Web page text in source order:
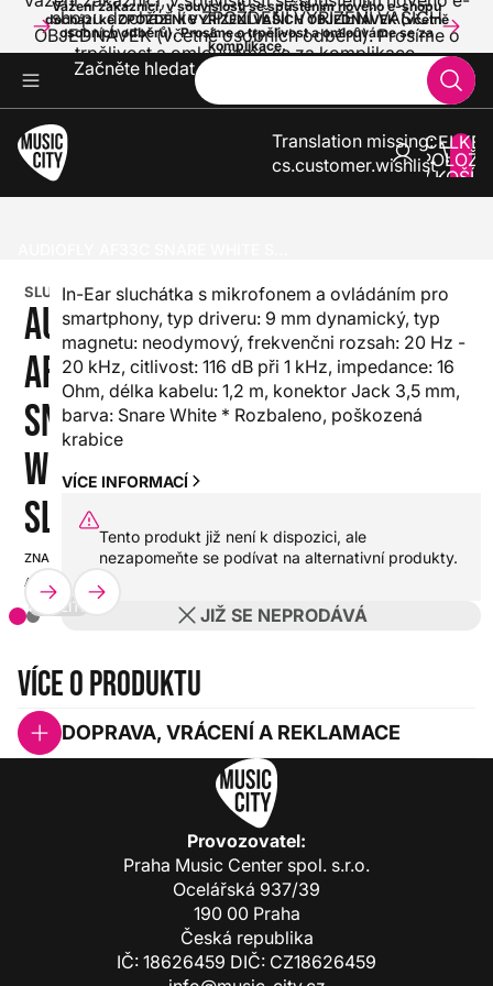
Vážení zákazníci, v souvislosti se spuštěním nového e-shopu
dochází ke ZPOŽDĚNÍ VYŘÍZENÍ VAŠICH OBJEDNÁVEK (včetně
osobních odběrů). Prosíme o trpělivost a omlouváme se za
komplikace.
shopu dochází ke ZPOŽDĚNÍ VYŘÍZENÍ VAŠICH
OBJEDNÁVEK (včetně osobních odběrů). Prosíme o
trpělivost a omlouváme se za komplikace.
Začněte hledat
Translation missing:
cs.customer.wishlist
V
0
SLUCHÁTKA
AUDIOFLY
AF33C
SNARE
WHITE
SLUCHÁTKA
ZNAČKA:
AUDIOFLY
SKU:
HX0000000111123
POUŽITÉ
In-Ear sluchátka s mikrofonem a ovládáním pro
smartphony, typ driveru: 9 mm dynamický, typ
magnetu: neodymový, frekvenčni rozsah: 20 Hz -
20 kHz, citlivost: 116 dB při 1 kHz, impedance: 16
Ohm, délka kabelu: 1,2 m, konektor Jack 3,5 mm,
barva: Snare White * Rozbaleno, poškozená
krabice
VÍCE INFORMACÍ
Tento produkt již není k dispozici, ale
nezapomeňte se podívat na alternativní produkty.
JIŽ SE NEPRODÁVÁ
Více o produktu
DOPRAVA, VRÁCENÍ A REKLAMACE
Provozovatel:
Praha Music Center spol. s.r.o.
Ocelářská 937/39
190 00 Praha
Česká republika
IČ: 18626459 DIČ: CZ18626459